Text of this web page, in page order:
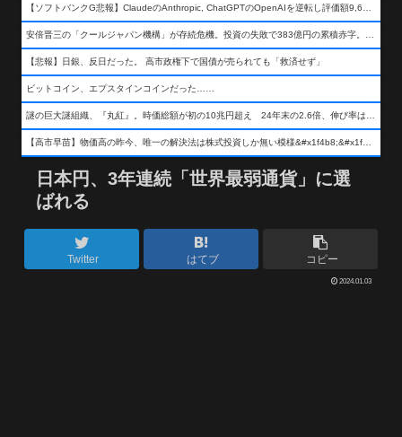
【ソフトバンクG悲報】ClaudeのAnthropic, ChatGPTのOpenAIを逆転し評価額9,650億ドル (約154兆円) の世界一価値あるAI企業に……
安倍晋三の「クールジャパン機構」が存続危機。投資の失敗で383億円の累積赤字。2025年度決算も大赤字の可能性。責任の所在はウヤムヤ
【悲報】日銀、反日だった。 高市政権下で国債が売られても「救済せず」
ビットコイン、エプスタインコインだった……
謎の巨大謎組織、『丸紅』。時価総額が初の10兆円超え 24年末の2.6倍、伸び率は謎組織首位
【高市早苗】物価高の昨今、唯一の解決法は株式投資しか無い模様&#x1f4b8;&#x1f4b8;&#x1f4b8;
日本円、3年連続「世界最弱通貨」に選
ばれる
Twitter はてブ コピー
2024.01.03